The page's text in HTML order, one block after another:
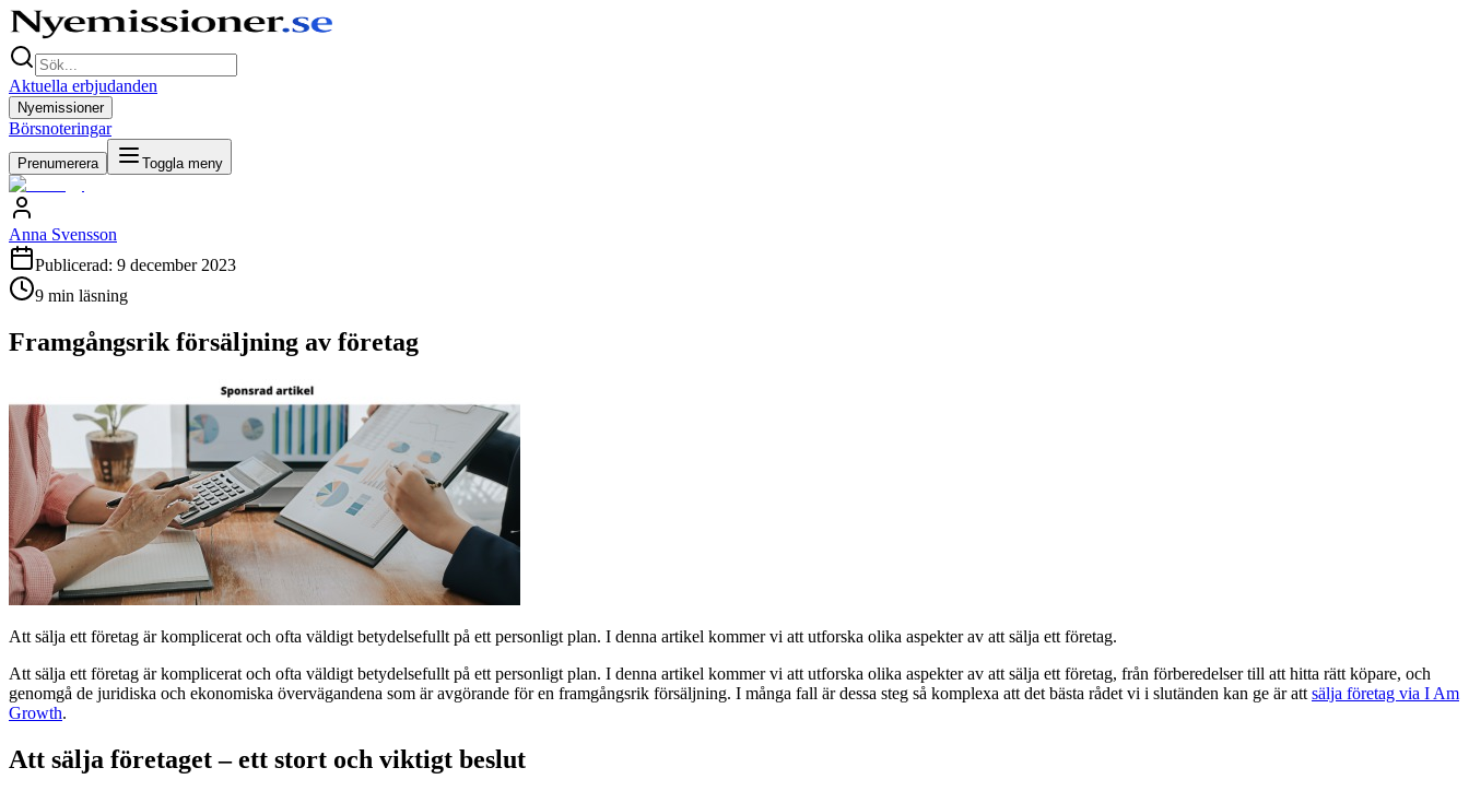
Aktuella erbjudanden
Nyemissioner
Börsnoteringar
Prenumerera Toggla meny
Anna Svensson
Publicerad: 9 december 2023
9 min läsning
Framgångsrik försäljning av företag
Att sälja ett företag är komplicerat och ofta väldigt betydelsefullt på ett personligt plan. I denna artikel kommer vi att utforska olika aspekter av att sälja ett företag.
Att sälja ett företag är komplicerat och ofta väldigt betydelsefullt på ett personligt plan. I denna artikel kommer vi att utforska olika aspekter av att sälja ett företag, från förberedelser till att hitta rätt köpare, och
genomgå de juridiska och ekonomiska övervägandena som är avgörande för en framgångsrik försäljning. I många fall är dessa steg så komplexa att det bästa rådet vi i slutänden kan ge är att sälja företag via I Am
Growth.
Att sälja företaget – ett stort och viktigt beslut